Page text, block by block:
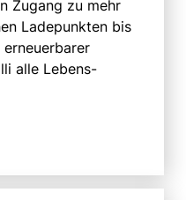
Zugang zu mehr
Lade­punkten bis
alle Lebens­